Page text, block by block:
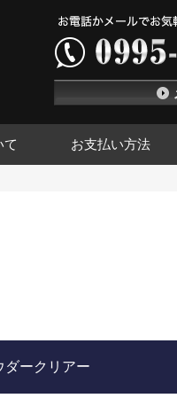
て お支払い方法
ダークリアー